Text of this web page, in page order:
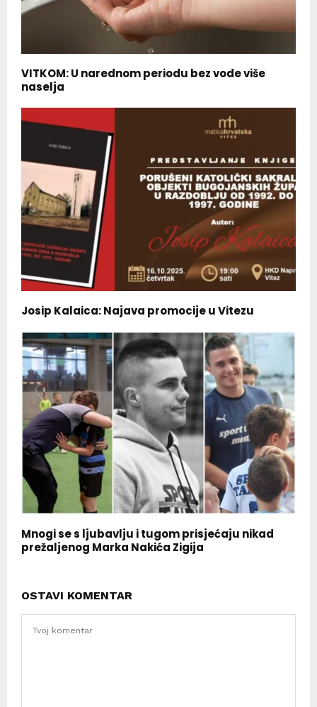
VITKOM: U narednom periodu bez vode više
naselja
Josip Kalaica: Najava promocije u Vitezu
Mnogi se s ljubavlju i tugom prisjećaju nikad
prežaljenog Marka Nakića Zigija
OSTAVI KOMENTAR